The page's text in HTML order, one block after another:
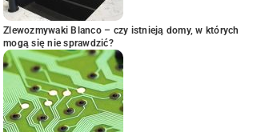
Zlewozmywaki Blanco – czy istnieją domy, w których
mogą się nie sprawdzić?